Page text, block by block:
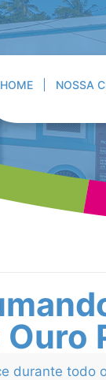
HOME NOSSA
durante todo